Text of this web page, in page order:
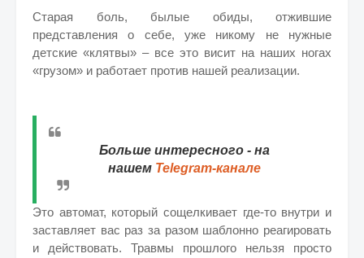
Старая боль, былые обиды, отжившие
представления о себе, уже никому не нужные
детские «клятвы» – все это висит на наших ногах
«грузом» и работает против нашей реализации.
Больше интересного - на
нашем Telegram-канале
Это автомат, который сощелкивает где-то внутри и
заставляет вас раз за разом шаблонно реагировать
и действовать. Травмы прошлого нельзя просто